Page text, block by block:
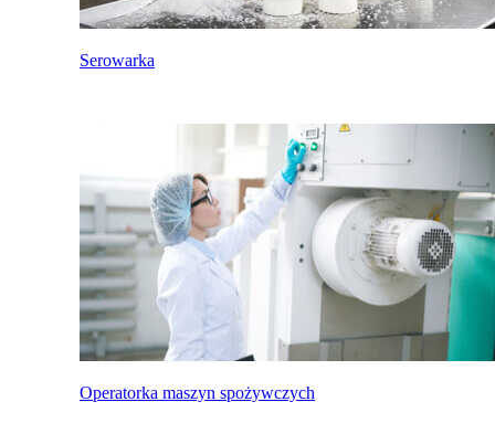
Serowarka
Operatorka maszyn spożywczych